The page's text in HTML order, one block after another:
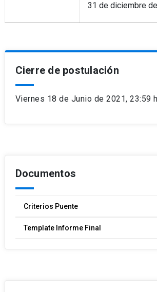
31 de diciembre
Cierre de postulación
Viernes 18 de Junio de 2021, 23:59
Documentos
Criterios Puente
Template Informe Final